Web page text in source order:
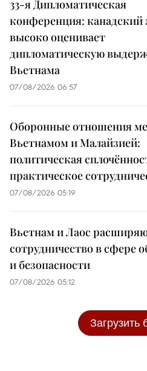
33-я Дипломатическая
конференция: канадский
высоко оценивает
дипломатическую
Вьетнама
07/08/2026 06:57
Оборонные отношения
Вьетнамом и Малайзией:
политическая
практическое
07/08/2026 05:19
Вьетнам и Лаос
сотрудничество в сфере
и безопасности
07/08/2026 05:12
Загрузить